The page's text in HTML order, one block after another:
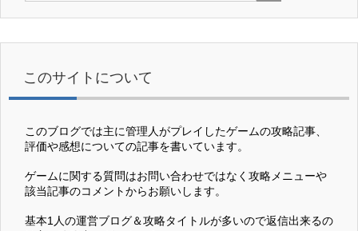
このサイトについて
このブログでは主に管理人がプレイしたゲームの攻略記事、
評価や感想についての記事を書いています。
ゲームに関する質問はお問い合わせではなく攻略メニューや
該当記事のコメントからお願いします。
基本1人の運営ブログ＆攻略タイトルが多いので返信出来るの